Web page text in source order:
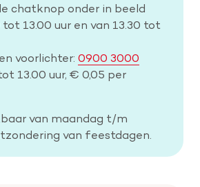
chatknop onder in beeld
tot 13.00 uur en van 13.30 tot
voorlichter: 0900 3000
13.00 uur, € 0,05 per
van maandag t/m
van feestdagen.